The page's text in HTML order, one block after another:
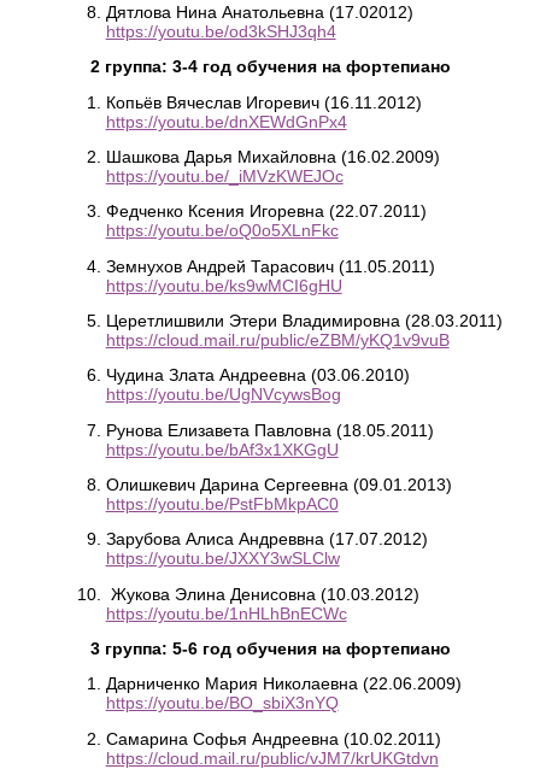
Дятлова Нина Анатольевна (17.02012)
https://youtu.be/od3kSHJ3qh4
2 группа: 3-4 год обучения на фортепиано
Копьёв Вячеслав Игоревич (16.11.2012)
https://youtu.be/dnXEWdGnPx4
Шашкова Дарья Михайловна (16.02.2009)
https://youtu.be/_iMVzKWEJOc
Федченко Ксения Игоревна (22.07.2011)
https://youtu.be/oQ0o5XLnFkc
Земнухов Андрей Тарасович (11.05.2011)
https://youtu.be/ks9wMCI6gHU
Церетлишвили Этери Владимировна (28.03.2011)
https://cloud.mail.ru/public/eZBM/yKQ1v9vuB
Чудина Злата Андреевна (03.06.2010)
https://youtu.be/UgNVcywsBog
Рунова Елизавета Павловна (18.05.2011)
https://youtu.be/bAf3x1XKGgU
Олишкевич Дарина Сергеевна (09.01.2013)
https://youtu.be/PstFbMkpAC0
Зарубова Алиса Андреввна (17.07.2012)
https://youtu.be/JXXY3wSLClw
Жукова Элина Денисовна (10.03.2012)
https://youtu.be/1nHLhBnECWc
3 группа: 5-6 год обучения на фортепиано
Дарниченко Мария Николаевна (22.06.2009)
https://youtu.be/BO_sbiX3nYQ
Самарина Софья Андреевна (10.02.2011)
https://cloud.mail.ru/public/vJM7/krUKGtdvn